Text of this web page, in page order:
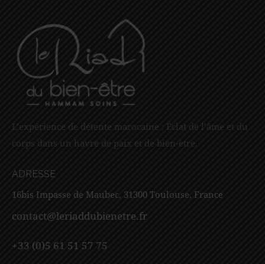
L’expérience de détente marocaine : Éclat de l’âme et du
corps dans un havre de paix et de bien-être.
ADRESSE
16bis Impasse de Maubec, 31300 Toulouse, France
contact@leriaddubienetre.fr
+33 (0)5 61 51 57 75